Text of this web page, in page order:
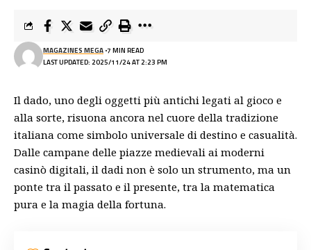
LAST UPDATED: 2025/11/24 AT 2:23 PM
MAGAZINES MEGA 7 MIN READ
Il dado, uno degli oggetti più antichi legati al gioco e
alla sorte, risuona ancora nel cuore della tradizione
italiana come simbolo universale di destino e casualità.
Dalle campane delle piazze medievali ai moderni
casinò digitali, il dadi non è solo un strumento, ma un
ponte tra il passato e il presente, tra la matematica
pura e la magia della fortuna.